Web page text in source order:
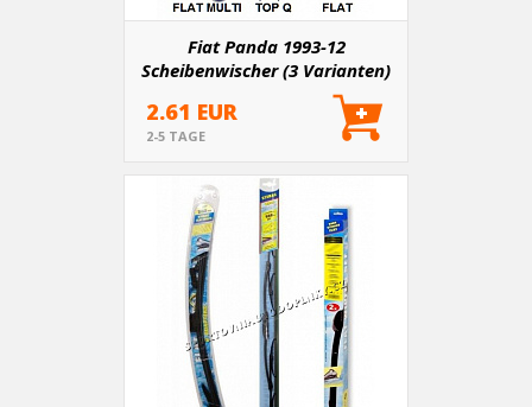
Fiat Panda 1993-12
Scheibenwischer (3 Varianten)
2.61 EUR
2-5 TAGE